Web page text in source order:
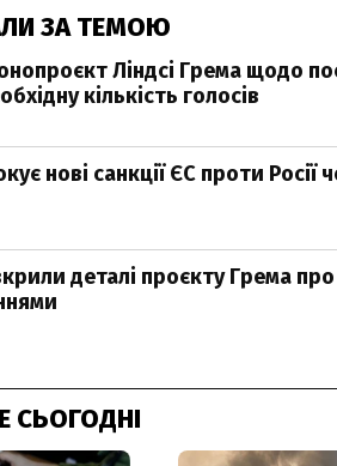
ЗА ТЕМОЮ
Ліндсі Грема щодо
кількість голосів
нові санкції ЄС проти Росії
деталі проєкту Грема
СЬОГОДНІ